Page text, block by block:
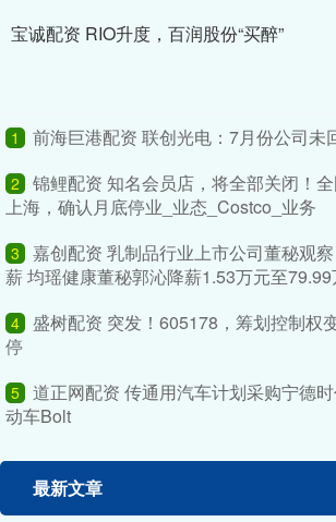
宝诚配资 RIO升度，百润股份“买醉”
1 前海巨港配资 联创光电：7月份公司未
2
锦鲤配资 知名会员店，将全部关闭！
上海，确认月底停业_业态_Costco_业务
3
嘉创配资 乳制品行业上市公司董秘观
薪 均瑶健康董秘郭沁降薪1.53万元至79.99
4
盛树配资 突发！605178，筹划控制权
停
5 道正网配资 传通用汽车计划采购宁德
动车Bolt
最新文章